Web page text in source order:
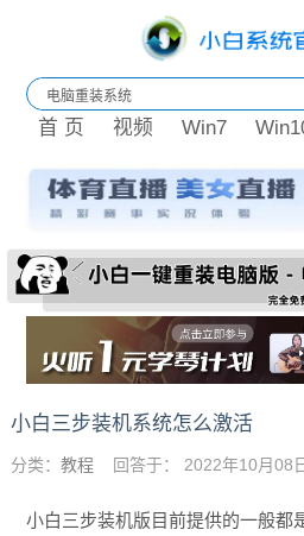
首 页 视频 Win7
小白三步装机系统怎么激活
分类： 教程 回答于： 2022年10月08
小白三步装机版目前提供的一般都